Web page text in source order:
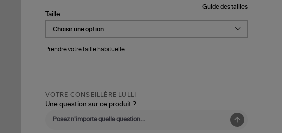
Guide des tailles
Taille
Prendre votre taille habituelle.
VOTRE CONSEILLÈRE LULLI
Une question sur ce produit ?